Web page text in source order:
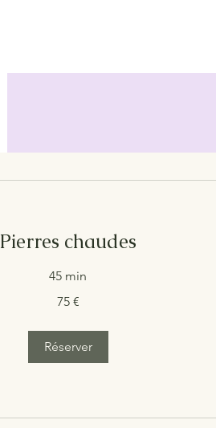
Pierres chaudes
45 min
75 €
Réserver